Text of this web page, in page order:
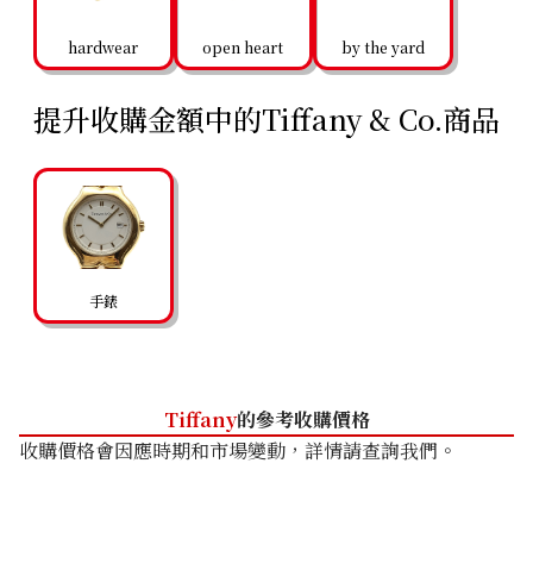
hardwear open heart by the yard
提升收購金額中的Tiffany & Co.商品
手錶
Tiffany的參考收購價格
收購價格會因應時期和市場變動，詳情請查詢我們。